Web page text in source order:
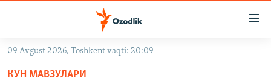
Асосий
09 Avgust 2026, Toshkent vaqti: 20:09
КУН МАВЗУЛАРИ